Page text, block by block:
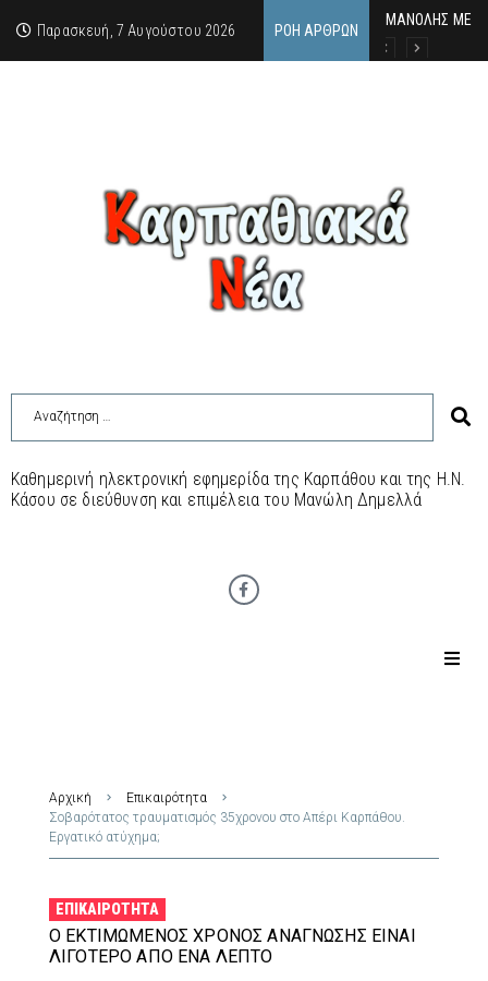
Παρασκευή, 7 Αυγούστου 2026 ΡΟΉ ΆΡΘΡΩΝ
MΑΝΟΛΗΣ
ΕΚΔΗΛΩΣΗ
Κάθε
Καθημερινή ηλεκτρονική εφημερίδα της Καρπάθου και της Η.Ν.
Κάσου σε διεύθυνση και επιμέλεια του Μανώλη Δημελλά
Αρχική
Επικαιρότητα
Σοβαρότατος τραυματισμός 35χρονου στο Απέρι Καρπάθου.
Εργατικό ατύχημα;
ΕΠΙΚΑΙΡΌΤΗΤΑ
Ο ΕΚΤΙΜΏΜΕΝΟΣ ΧΡΌΝΟΣ ΑΝΆΓΝΩΣΗΣ ΕΊΝΑΙ
ΛΙΓΌΤΕΡΟ ΑΠΌ ΈΝΑ ΛΕΠΤΌ